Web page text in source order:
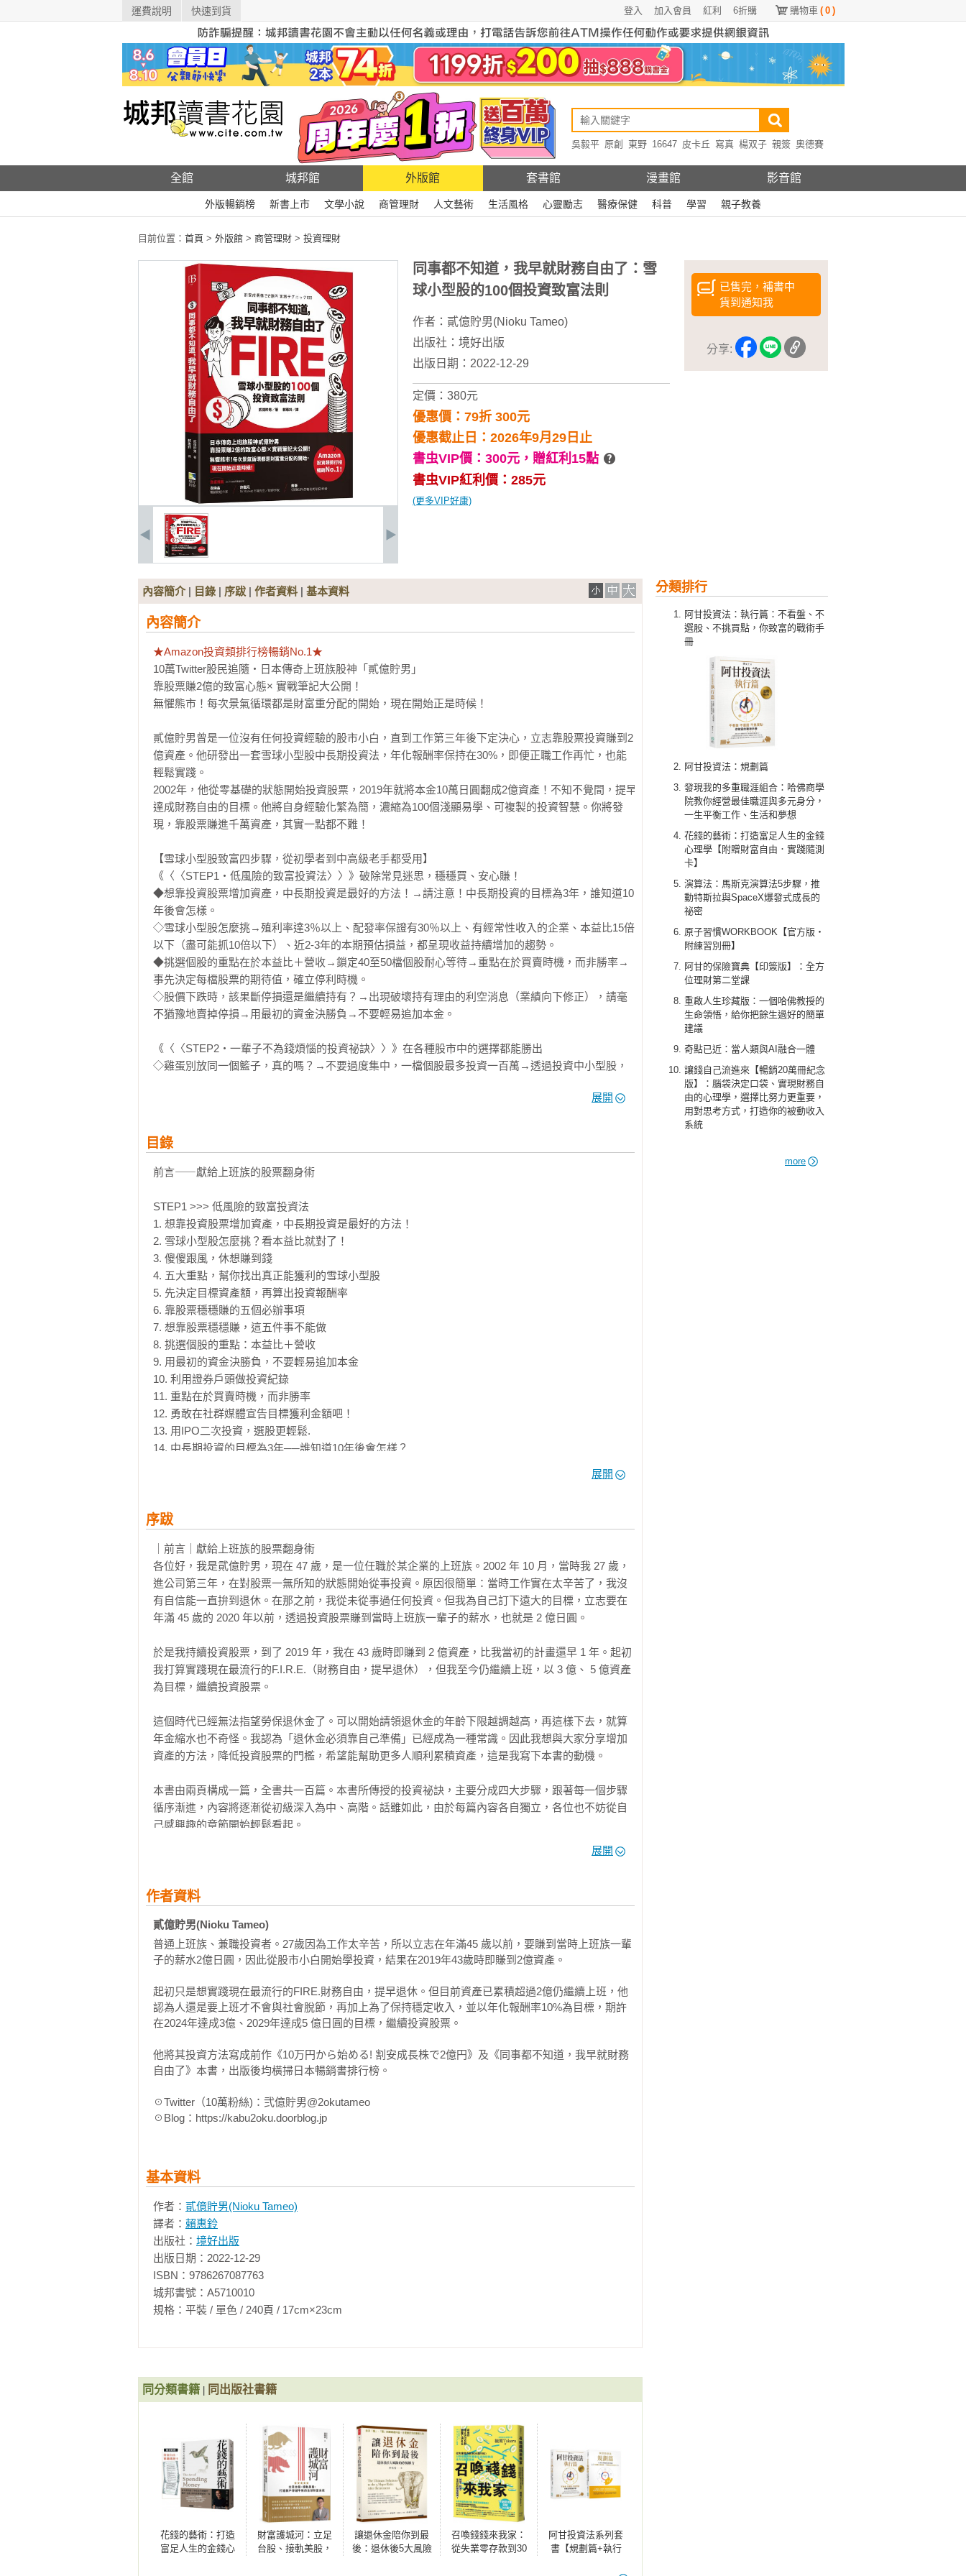
運費說明 快速到貨 購物車 ( 0 )
6折購
紅利
加入會員
登入
吳毅平 原創 東野 16647 皮卡丘 寫真 楊双子 親簽 奧德賽
全館 城邦館 外版館 套書館 漫畫館 影音館
外版暢銷榜 新書上市 文學小說 商管理財 人文藝術 生活風格 心靈勵志 醫療保健 科普 學習 親子教養
目前位置： 首頁 > 外版館 > 商管理財 > 投資理財
已售完，補書中
貨到通知我
分享:
同事都不知道，我早就財務自由了：雪
球小型股的100個投資致富法則
作者： 貳億貯男(Nioku Tameo)
出版社： 境好出版
出版日期：2022-12-29
定價：380元
優惠價：79折 300元
優惠截止日：2026年9月29日止
書虫VIP價：300元， 贈紅利15點
書虫VIP紅利價：285元
(更多VIP好康)
分類排行
阿甘投資法：執行篇：不看盤、不
選股、不挑買點，你致富的戰術手
冊
阿甘投資法：規劃篇
發現我的多重職涯組合：哈佛商學
院教你經營最佳職涯與多元身分，
一生平衡工作、生活和夢想
花錢的藝術：打造富足人生的金錢
心理學【附贈財富自由．實踐隨測
卡】
演算法：馬斯克演算法5步驟，推
動特斯拉與SpaceX爆發式成長的
祕密
原子習慣WORKBOOK【官方版‧
附練習別冊】
阿甘的保險寶典【印簽版】：全方
位理財第二堂課
重啟人生珍藏版：一個哈佛教授的
生命領悟，給你把餘生過好的簡單
建議
奇點已近：當人類與AI融合一體
讓錢自己流進來【暢銷20萬冊紀念
版】：腦袋決定口袋、實現財務自
由的心理學，選擇比努力更重要，
用對思考方式，打造你的被動收入
系統
more
內容簡介| 目錄 | 序跋 | 作者資料 | 基本資料
內容簡介
★Amazon投資類排行榜暢銷No.1★
10萬Twitter股民追隨‧日本傳奇上班族股神「貳億貯男」
靠股票賺2億的致富心態× 實戰筆記大公開！
無懼熊市！每次景氣循環都是財富重分配的開始，現在開始正是時候！
貳億貯男曾是一位沒有任何投資經驗的股市小白，直到工作第三年後下定決心，立志靠股票投資賺到2
億資產。他研發出一套雪球小型股中長期投資法，年化報酬率保持在30%，即便正職工作再忙，也能
輕鬆實踐。
2002年，他從零基礎的狀態開始投資股票，2019年就將本金10萬日圓翻成2億資產！不知不覺間，提早
達成財務自由的目標。他將自身經驗化繁為簡，濃縮為100個淺顯易學、可複製的投資智慧。你將發
現，靠股票賺進千萬資產，其實一點都不難！
【雪球小型股致富四步驟，從初學者到中高級老手都受用】
《〈〈STEP1‧低風險的致富投資法〉〉》破除常見迷思，穩穩買、安心賺！
◆想靠投資股票增加資產，中長期投資是最好的方法！→請注意！中長期投資的目標為3年，誰知道10
年後會怎樣。
◇雪球小型股怎麼挑→殖利率達3％以上、配發率保證有30％以上、有經常性收入的企業、本益比15倍
以下（盡可能抓10倍以下）、近2-3年的本期預估損益，都呈現收益持續增加的趨勢。
◆挑選個股的重點在於本益比＋營收→鎖定40至50檔個股耐心等待→重點在於買賣時機，而非勝率→
事先決定每檔股票的期待值，確立停利時機。
◇股價下跌時，該果斷停損還是繼續持有？→出現破壞持有理由的利空消息（業績向下修正），請毫
不猶豫地賣掉停損→用最初的資金決勝負→不要輕易追加本金。
《〈〈STEP2‧一輩子不為錢煩惱的投資祕訣〉〉》在各種股市中的選擇都能勝出
◇雞蛋別放同一個籃子，真的嗎？→不要過度集中，一檔個股最多投資一百萬→透過投資中小型股，
績預測→掌握「本益比」「收益持續增加的趨勢」「殖利率」「成長策略」等必要的選股基準即可。
◆與其在空頭市場做空，不如休息一會兒→全年買賣不要超過十檔個股。
◆投資好在像賭搏，感覺好危險？→投資股票的風險和不投資股票的風險相比，只仰賴薪資收入的風
險還比較高呢。
◇股市大漲時，很難再找出雪球股吧？→保留觀察名單，待這些個股股價落到可以購買的價格。
◆找出市場的隱形潛力股→飆股可能藏在成熟產業中，餐飲、成衣零售業也可投資。
◇遲遲抓不到雪球小型股？→掌握股價的「二次探底」，機會是屬於懂得等待的人。
《〈〈STEP4‧加速F.I.R.E.的投資心法〉〉》上班族的投資之道讓你提早退休
◆依據景氣好壞，該如何做交易？→可以選擇業績不容易受景氣波動影響的個股。
◇魚頭魚尾留給別人，反而更安心？→沒有人能買在最低點，賣在最高點，只要買進便宜的個股，進
行中長期投資即可。
◆別買話題股、超級績優股→沒人要的個股，才是真正的雪球小型股。
◇出現利空消息時，要續抱或停損？→盤整或回檔時，莫急莫慌莫害怕，鎖定被低估的新興產業股、
開生技、製藥概念股。
◆如何迎戰通膨？先換好外幣！
☉股票是有錢人的遊戲，平凡小資族只能當個任人宰割的韭菜？
投資股票最重要的一點就在於不要退出市場，一定要堅持下去。從交易次數來算，作者失敗的次數比
成功還多。但是只要從失敗中記取教訓，持續改善，就能提升操作績效，有助於累積到龐大的資產。
未來將是無法靠退休金生活的時代，為了達成FIRE（財務自由並提早退休）的人生目標，靠自己賺到
退休後的資金，投資股票也是有效的手段。
☉本書沒有任何特殊難懂的投資技巧或心法，內容簡單又好上手！
☉今年開始投資股票，透過本書的方法嘗試買進，這幾天股價如願上漲，實在太開心了！接下來，我
也將持續研讀本書的交易手法，繼續尋找真命好股！
讀！
☉本書明確指出低價股的定義，且投資手法的再現性極高——是本值得一讀的投資好書！
許繼元（Mr.Market 市場先生／財經作家）
喬哥（《年賺18%的複利式存股》作者）
致富推薦（以上以姓氏筆畫排序）
展開
目錄
前言⸺獻給上班族的股票翻身術
STEP1 >>> 低風險的致富投資法
1. 想靠投資股票增加資產，中長期投資是最好的方法！
2. 雪球小型股怎麼挑？看本益比就對了！
3. 傻傻跟風，休想賺到錢
4. 五大重點，幫你找出真正能獲利的雪球小型股
5. 先決定目標資產額，再算出投資報酬率
6. 靠股票穩穩賺的五個必辦事項
7. 想靠股票穩穩賺，這五件事不能做
8. 挑選個股的重點：本益比＋營收
9. 用最初的資金決勝負，不要輕易追加本金
10. 利用證券戶頭做投資紀錄
11. 重點在於買賣時機，而非勝率
12. 勇敢在社群媒體宣告目標獲利金額吧！
13. 用IPO二次投資，選股更輕鬆.
14. 中長期投資的目標為3年──誰知道10年後會怎樣？
18. 鎖定40至50檔個股，耐心等待
20. 透過公開說明資料，預測公司的未來業績
21. 鎖定有經常性收入的個股
22. 適合持有／不適合持有的個股
23. 進可攻退可守的新興市場中小型股
24 利用紅利點數來挑戰股票投資
STEP2 >>> 一輩子不為錢煩惱的投資祕訣
26. 瀏覽企業家訪談和求職網站，也能挖到好股
27. 雞蛋別放同一個籃子⸺真的嗎？
28. 買？不買？猶豫的話就別買
30. 善用投資免稅制度
31. 全年買賣不要超過十檔個股
32. 運用本益比投資時，注意三個陷阱
36. 別怕股票「賣了就漲」
｜COLUMN ｜靠雪球小型股賺 2億的交易之道①
38. 自己決定想買進的股價水準
39. 實戰案例：中長期投資的個股，也能短期操作
41. 你的工作，就是你的選股優勢
42. 錯過10倍股，還是能賺到千萬資產
44. 一檔個股，最多只能投資一百萬
45. 公私分明，才是聰明的上班族投資人
47. 活用公司四季報的業績預測
48. 財務報表不用全部看懂
｜致富觀點｜別因為一點損失就跳腳
STEP3 >>> 股票投資必勝的思考術
51. 不投資，更危險
52. 四個重點，讓你逃脫大賠風險
53. 危機時刻，現金購買力是你的救命索
54. 獲利是屬於懂得等待的人
55. 什麼公司值得投資？看大股東名單就知道！
56. 發一則動態，能讓投資表現更穩定
58. 投資高股息的注意事項
60. 鎖定高營收、高成長率的個股
61. 做個股市邊緣人，又怎樣？
63. 透過多個證券戶頭，提供 IPO 詢價圈購中籤率
64. 搶先看透企業經營模式的變化
｜COLUMN｜靠雪球小型股賺 2 億的交易之道②
65. AI 無法取代的投資智慧
66. 找出市場的隱形潛力股
67. 飆股也可能藏在成熟產業中
68. 為什麼不該投資餐飲、成衣零售業？
69. 市場過熱時，就抓不到雪球小型股⸺誰說的？
展開
序跋
｜前言｜獻給上班族的股票翻身術
各位好，我是貮億貯男，現在 47 歲，是一位任職於某企業的上班族。2002 年 10 月，當時我 27 歲，
進公司第三年，在對股票一無所知的狀態開始從事投資。原因很簡單：當時工作實在太辛苦了，我沒
有自信能一直拚到退休。在那之前，我從未從事過任何投資。但我為自己訂下遠大的目標，立志要在
年滿 45 歲的 2020 年以前，透過投資股票賺到當時上班族一輩子的薪水，也就是 2 億日圓。
於是我持續投資股票，到了 2019 年，我在 43 歲時即賺到 2 億資產，比我當初的計畫還早 1 年。起初
我打算實踐現在最流行的F.I.R.E.（財務自由，提早退休），但我至今仍繼續上班，以 3 億、 5 億資產
為目標，繼續投資股票。
這個時代已經無法指望勞保退休金了。可以開始請領退休金的年齡下限越調越高，再這樣下去，就算
年金縮水也不奇怪。我認為「退休金必須靠自己準備」已經成為一種常識。因此我想與大家分享增加
資產的方法，降低投資股票的門檻，希望能幫助更多人順利累積資產，這是我寫下本書的動機。
本書由兩頁構成一篇，全書共一百篇。本書所傳授的投資祕訣，主要分成四大步驟，跟著每一個步驟
循序漸進，內容將逐漸從初級深入為中、高階。話雖如此，由於每篇內容各自獨立，各位也不妨從自
己感興趣的章節開始輕鬆看起。
本書將反覆出現幾個關鍵字，例如「本益比」「賠少賺多」「現金購買力」等。這種時候，還請各位
本書滿載了我在前作《從 10 萬日圓開始做投資！靠雪球小型股暴賺 2 億日圓》（10 万円から始める !
起閱讀，相信能幫助各位更加深入理解這套獲利方法。
靠投資股票成為「億萬富翁」絕非難事，這是我透過自己投資股票的經驗得到的心得。如果各位能參
作者，至高無上的光榮。
展開
作者資料
貳億貯男(Nioku Tameo)
普通上班族、兼職投資者。27歲因為工作太辛苦，所以立志在年滿45 歲以前，要賺到當時上班族一輩
子的薪水2億日圓，因此從股市小白開始學投資，結果在2019年43歲時即賺到2億資產。
起初只是想實踐現在最流行的FIRE.財務自由，提早退休。但目前資產已累積超過2億仍繼續上班，他
認為人還是要上班才不會與社會脫節，再加上為了保持穩定收入，並以年化報酬率10%為目標，期許
在2024年達成3億、2029年達成5 億日圓的目標，繼續投資股票。
他將其投資方法寫成前作《10万円から始める! 割安成長株で2億円》及《同事都不知道，我早就財務
自由了》本書，出版後均橫掃日本暢銷書排行榜。
☉Twitter（10萬粉絲)：弐億貯男@2okutameo
☉Blog：https://kabu2oku.doorblog.jp
基本資料
作者： 貳億貯男(Nioku Tameo)
譯者： 賴惠鈴
出版社： 境好出版
出版日期：2022-12-29
ISBN：9786267087763
城邦書號：A5710010
規格：平裝 / 單色 / 240頁 / 17cm×23cm
同分類書籍 同出版社書籍
花錢的藝術：打造
富足人生的金錢心
財富護城河：立足
台股、接軌美股，
讓退休金陪你到最
後：退休後5大風險
召喚錢錢來我家：
從失業零存款到30
阿甘投資法系列套
書【規劃篇+執行